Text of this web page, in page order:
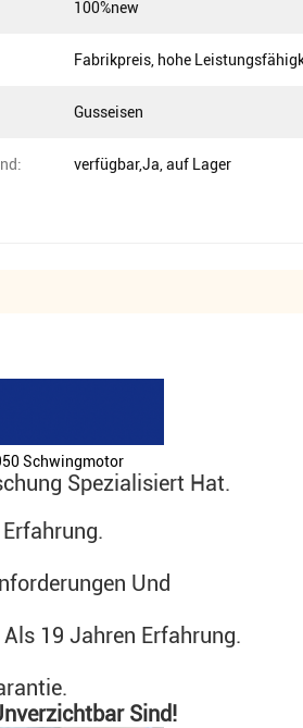
100%new
Fabrikpreis, hohe
Gusseisen
verfügbar,Ja, auf Lager
Schwingmotor
Spezialisiert Hat.
.
Und
19 Jahren Erfahrung.
Sind!